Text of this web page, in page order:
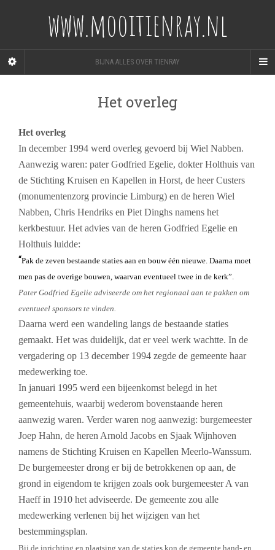
www.mooitienray.nl
BIJNA ALLES OVER TIENRAY
Het overleg
Het overleg
In december 1994 werd overleg gevoerd bij Wiel Nabben.
Aanwezig waren: pater Godfried Egelie, dokter Holthuis van
de Stichting Kruisen en Kapellen in Horst, de heer Custers
(monumentenzorg provincie Limburg) en de heren Wiel
Nabben, Chris Hendriks en Piet Dinghs namens het
kerkbestuur. Het advies van de heren Godfried Egelie en
Holthuis luidde:
“Pak de zeven bestaande staties aan en bouw één nieuwe. Daarna moet
men pas de overige bouwen, waarvan eventueel twee in de kerk”.
Pater Godfried Egelie adviseerde om het regionaal aan te pakken om
eventueel sponsors te vinden.
Daarna werd een wandeling langs de bestaande staties
gemaakt. Het was duidelijk, dat er veel werk wachtte. In de
vergadering op 13 december 1994 zegde de gemeente haar
medewerking toe.
In januari 1995 werd een bijeenkomst belegd in het
gemeentehuis, waarbij wederom bovenstaande heren
aanwezig waren. Verder waren nog aanwezig: burgemeester
Joep Hahn, de heren Arnold Jacobs en Sjaak Wijnhoven
namens de Stichting Kruisen en Kapellen Meerlo-Wanssum.
De burgemeester drong er bij de betrokkenen op aan, de
grond in eigendom te krijgen zoals ook burgemeester A van
Haeff in 1910 het adviseerde. De gemeente zou alle
medewerking verlenen bij het wijzigen van het
bestemmingsplan.
Bij de inrichting en plaatsing van de staties kon de gemeente hand- en